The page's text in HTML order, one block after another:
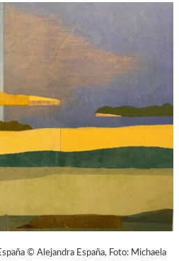
© Alejandra España, Foto: Michaela